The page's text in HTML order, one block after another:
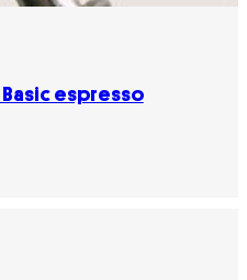
espresso